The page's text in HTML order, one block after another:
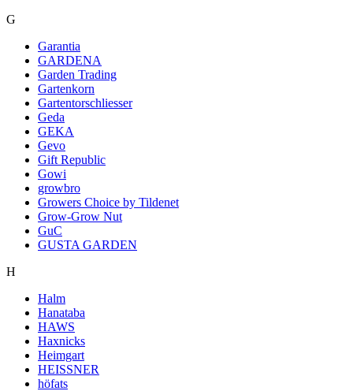
G
Garantia
GARDENA
Garden Trading
Gartenkorn
Gartentorschliesser
Geda
GEKA
Gevo
Gift Republic
Gowi
growbro
Growers Choice by Tildenet
Grow-Grow Nut
GuC
GUSTA GARDEN
H
Halm
Hanataba
HAWS
Haxnicks
Heimgart
HEISSNER
höfats